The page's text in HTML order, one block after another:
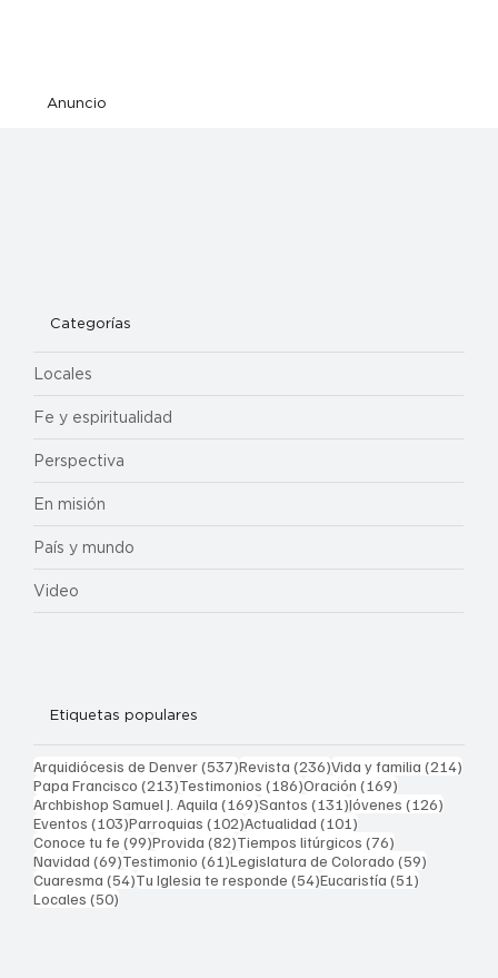
Anuncio
Categorías
Locales
Fe y espiritualidad
Perspectiva
En misión
País y mundo
Video
Etiquetas populares
Arquidiócesis de Denver(537)537 entradas
Revista (236)236 entradas
Vida y familia (214)
Papa Francisco (213)213 entradas
Testimonios (186)186 entradas
Oración (169)
Archbishop Samuel J. Aquila (169)169 entradas
Santos (131)131 entradas
Jóvenes (126)
Eventos (103)103 entradas
Parroquias (102)102 entradas
Actualidad (101)
Conoce tu fe (99)99 entradas
Provida (82)82 entradas
Tiempos litúrgicos (76)
Navidad (69)69 entradas
Testimonio (61)61 entradas
Legislatura de Colorado (59)
Cuaresma (54)54 entradas
Tu Iglesia te responde (54)54 entradas
Eucaristía (51)
Locales (50)